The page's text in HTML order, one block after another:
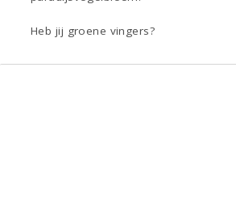
Heb jij groene vingers?